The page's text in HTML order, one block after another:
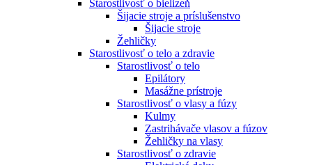
Starostlivosť o bielizeň
Šijacie stroje a príslušenstvo
Šijacie stroje
Žehličky
Starostlivosť o telo a zdravie
Starostlivosť o telo
Epilátory
Masážne prístroje
Starostlivosť o vlasy a fúzy
Kulmy
Zastrihávače vlasov a fúzov
Žehličky na vlasy
Starostlivosť o zdravie